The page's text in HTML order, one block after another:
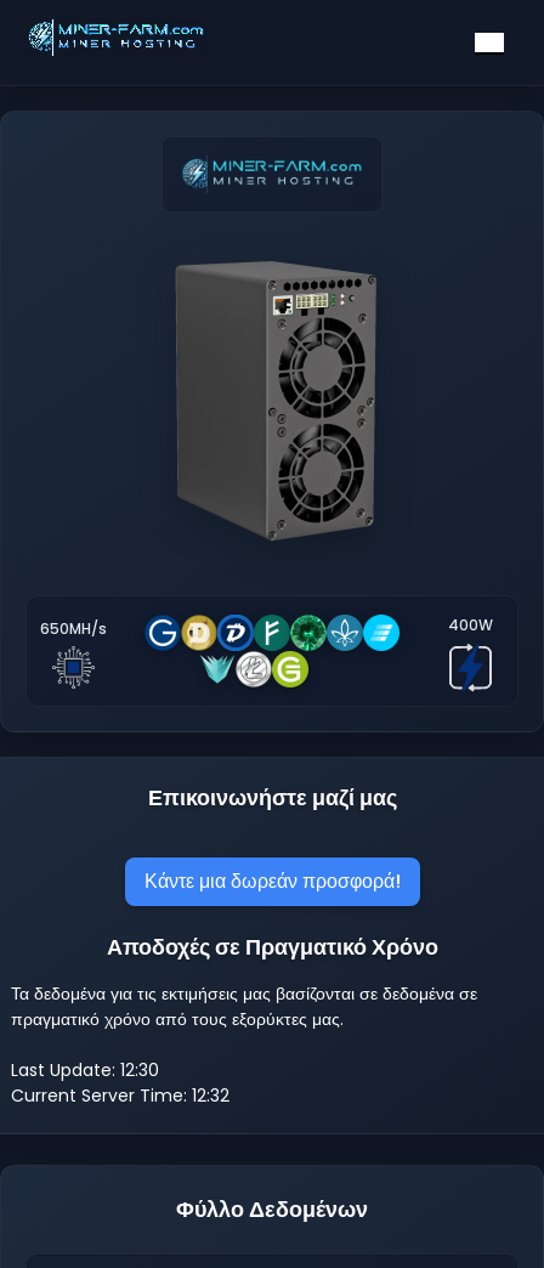
650MH/s 400W
Επικοινωνήστε μαζί μας
Κάντε μια δωρεάν προσφορά!
Αποδοχές σε Πραγματικό Χρόνο
Τα δεδομένα για τις εκτιμήσεις μας βασίζονται σε δεδομένα σε
πραγματικό χρόνο από τους εξορύκτες μας.
Last Update: 12:30
Current Server Time: 12:32
Φύλλο Δεδομένων